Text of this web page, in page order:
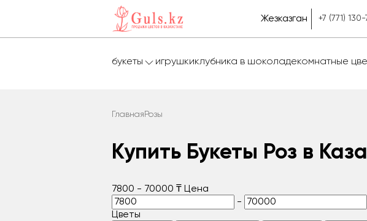
Жезказган +7 (771) 130-
букеты игрушкиклубника в шоколадекомнатные
Главная Розы
Купить Букеты Роз в
7800 - 70000 ₸ Цена
-
Цветы